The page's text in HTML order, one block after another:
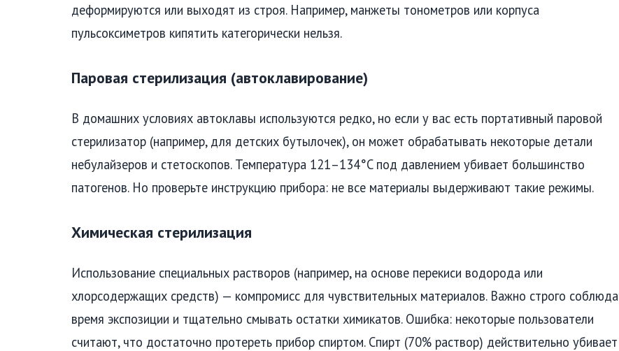
деформируются или выходят из строя. Например, манжеты тонометров или корпуса
пульсоксиметров кипятить категорически нельзя.
Паровая стерилизация (автоклавирование)
В домашних условиях автоклавы используются редко, но если у вас есть портативный паровой
стерилизатор (например, для детских бутылочек), он может обрабатывать некоторые детали
небулайзеров и стетоскопов. Температура 121–134°C под давлением убивает большинство
патогенов. Но проверьте инструкцию прибора: не все материалы выдерживают такие режимы.
Химическая стерилизация
Использование специальных растворов (например, на основе перекиси водорода или
хлорсодержащих средств) — компромисс для чувствительных материалов. Важно строго
время экспозиции и тщательно смывать остатки химикатов. Ошибка: некоторые пользователи
считают, что достаточно протереть прибор спиртом. Спирт (70% раствор) действительно убивает